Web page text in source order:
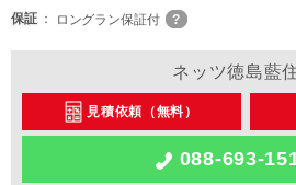
保証
ロングラン保証付
ネッツ徳島藍
見積依頼（無料）
088-693-